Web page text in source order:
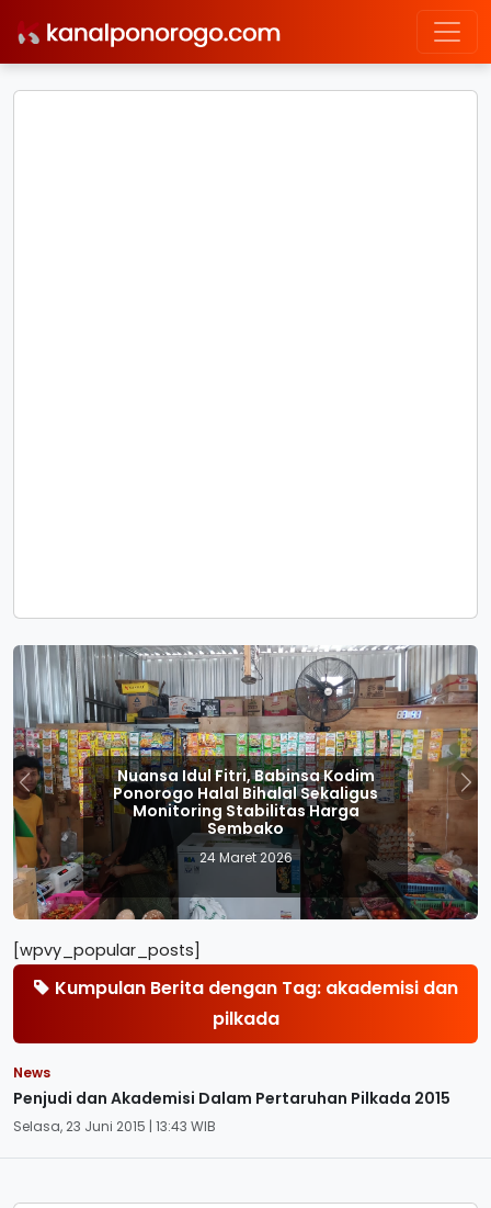
Nuansa Idul Fitri, Babinsa Kodim
Ponorogo Halal Bihalal Sekaligus
Monitoring Stabilitas Harga
Sembako
24 Maret 2026
Previous
[wpvy_popular_posts]
Kumpulan Berita dengan Tag: akademisi dan
pilkada
News
Penjudi dan Akademisi Dalam Pertaruhan Pilkada 2015
Selasa, 23 Juni 2015 | 13:43 WIB